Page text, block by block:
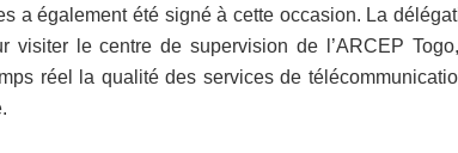
a également été signé à cette occasion. La
visiter le centre de supervision de l’ARCEP
réel la qualité des services de